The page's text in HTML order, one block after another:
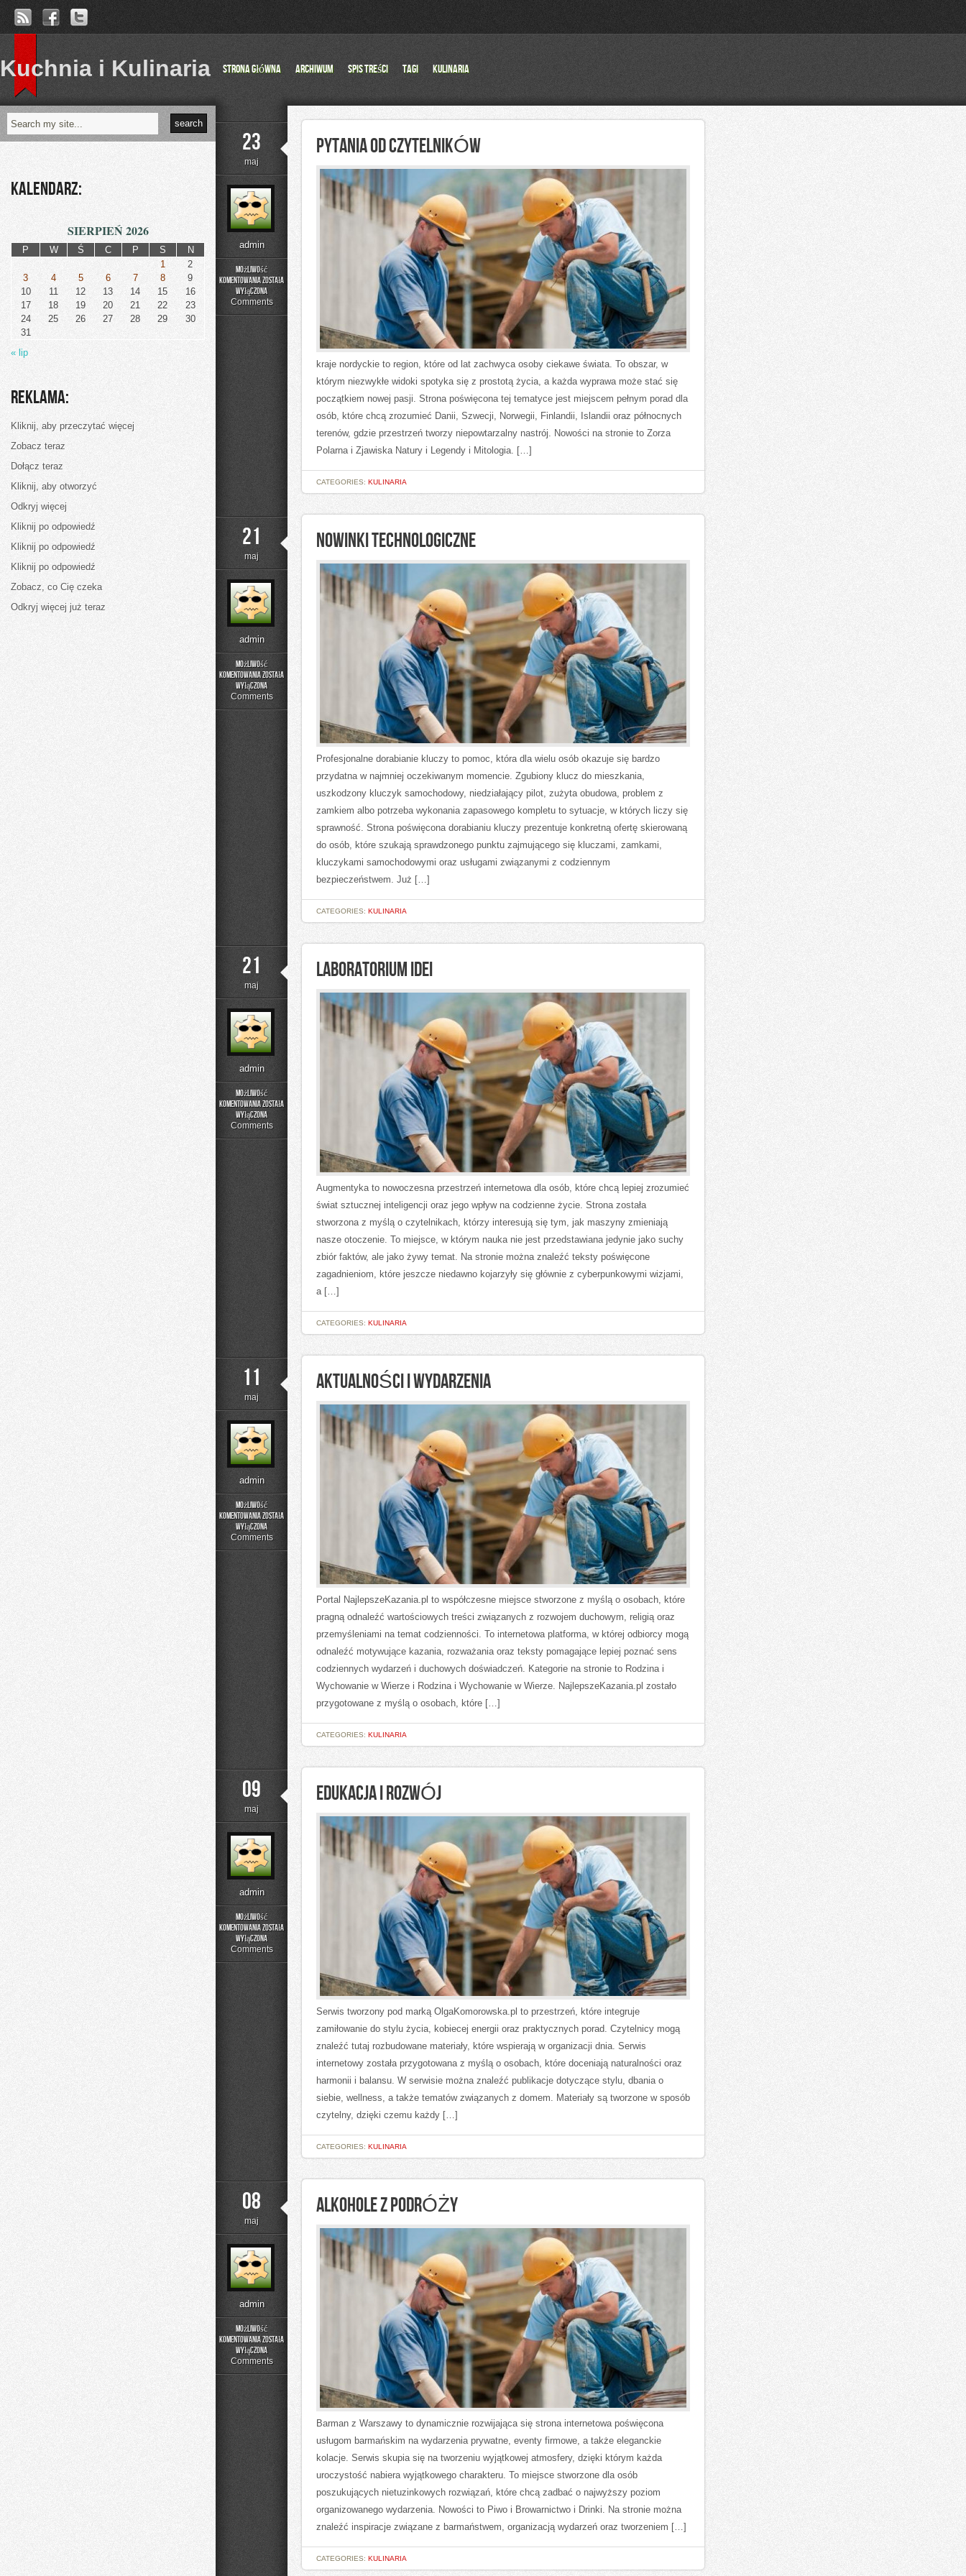
Kuchnia i Kulinaria Strona główna Archiwum Spis Treści Tagi Kulinaria
23
maj
admin
Możliwość
komentowania
Pytania
czytelników
została
wyłączona
Comments
PYTANIA OD CZYTELNIKÓW
kraje nordyckie to region, które od lat zachwyca osoby ciekawe świata. To obszar, w
którym niezwykłe widoki spotyka się z prostotą życia, a każda wyprawa może stać się
początkiem nowej pasji. Strona poświęcona tej tematyce jest miejscem pełnym porad dla
osób, które chcą zrozumieć Danii, Szwecji, Norwegii, Finlandii, Islandii oraz północnych
terenów, gdzie przestrzeń tworzy niepowtarzalny nastrój. Nowości na stronie to Zorza
Polarna i Zjawiska Natury i Legendy i Mitologia. […]
CATEGORIES: KULINARIA
21
maj
admin
Możliwość
komentowania
Nowinki
Technologiczne
została
wyłączona
Comments
NOWINKI TECHNOLOGICZNE
Profesjonalne dorabianie kluczy to pomoc, która dla wielu osób okazuje się bardzo
przydatna w najmniej oczekiwanym momencie. Zgubiony klucz do mieszkania,
uszkodzony kluczyk samochodowy, niedziałający pilot, zużyta obudowa, problem z
zamkiem albo potrzeba wykonania zapasowego kompletu to sytuacje, w których liczy się
sprawność. Strona poświęcona dorabianiu kluczy prezentuje konkretną ofertę skierowaną
do osób, które szukają sprawdzonego punktu zajmującego się kluczami, zamkami,
kluczykami samochodowymi oraz usługami związanymi z codziennym
bezpieczeństwem. Już […]
CATEGORIES: KULINARIA
21
maj
admin
Możliwość
komentowania
Laboratorium
została
wyłączona
Comments
LABORATORIUM IDEI
Augmentyka to nowoczesna przestrzeń internetowa dla osób, które chcą lepiej zrozumieć
świat sztucznej inteligencji oraz jego wpływ na codzienne życie. Strona została
stworzona z myślą o czytelnikach, którzy interesują się tym, jak maszyny zmieniają
nasze otoczenie. To miejsce, w którym nauka nie jest przedstawiana jedynie jako suchy
zbiór faktów, ale jako żywy temat. Na stronie można znaleźć teksty poświęcone
zagadnieniom, które jeszcze niedawno kojarzyły się głównie z cyberpunkowymi wizjami,
a […]
CATEGORIES: KULINARIA
11
maj
admin
Możliwość
komentowania
Aktualności
Wydarzenia
została
wyłączona
Comments
AKTUALNOŚCI I WYDARZENIA
Portal NajlepszeKazania.pl to współczesne miejsce stworzone z myślą o osobach, które
pragną odnaleźć wartościowych treści związanych z rozwojem duchowym, religią oraz
przemyśleniami na temat codzienności. To internetowa platforma, w której odbiorcy mogą
odnaleźć motywujące kazania, rozważania oraz teksty pomagające lepiej poznać sens
codziennych wydarzeń i duchowych doświadczeń. Kategorie na stronie to Rodzina i
Wychowanie w Wierze i Rodzina i Wychowanie w Wierze. NajlepszeKazania.pl zostało
przygotowane z myślą o osobach, które […]
CATEGORIES: KULINARIA
09
maj
admin
Możliwość
komentowania
Edukacja
Rozwój
została
wyłączona
Comments
EDUKACJA I ROZWÓJ
Serwis tworzony pod marką OlgaKomorowska.pl to przestrzeń, które integruje
zamiłowanie do stylu życia, kobiecej energii oraz praktycznych porad. Czytelnicy mogą
znaleźć tutaj rozbudowane materiały, które wspierają w organizacji dnia. Serwis
internetowy została przygotowana z myślą o osobach, które doceniają naturalności oraz
harmonii i balansu. W serwisie można znaleźć publikacje dotyczące stylu, dbania o
siebie, wellness, a także tematów związanych z domem. Materiały są tworzone w sposób
czytelny, dzięki czemu każdy […]
CATEGORIES: KULINARIA
08
maj
admin
Możliwość
komentowania
Alkohole
Podróży
została
wyłączona
Comments
ALKOHOLE Z PODRÓŻY
Barman z Warszawy to dynamicznie rozwijająca się strona internetowa poświęcona
usługom barmańskim na wydarzenia prywatne, eventy firmowe, a także eleganckie
kolacje. Serwis skupia się na tworzeniu wyjątkowej atmosfery, dzięki którym każda
uroczystość nabiera wyjątkowego charakteru. To miejsce stworzone dla osób
poszukujących nietuzinkowych rozwiązań, które chcą zadbać o najwyższy poziom
organizowanego wydarzenia. Nowości to Piwo i Browarnictwo i Drinki. Na stronie można
znaleźć inspiracje związane z barmaństwem, organizacją wydarzeń oraz tworzeniem […]
CATEGORIES: KULINARIA
Kalendarz:
SIERPIEŃ 2026
P W Ś C P S
N
1
2
3
4 5 6 7 8
9
10
11 12 13 14 15
16
17
18 19 20 21 22
23
24
25 26 27 28 29
30
31
« lip
Reklama:
Kliknij, aby przeczytać więcej
Zobacz teraz
Dołącz teraz
Kliknij, aby otworzyć
Odkryj więcej
Kliknij po odpowiedź
Kliknij po odpowiedź
Kliknij po odpowiedź
Zobacz, co Cię czeka
Odkryj więcej już teraz